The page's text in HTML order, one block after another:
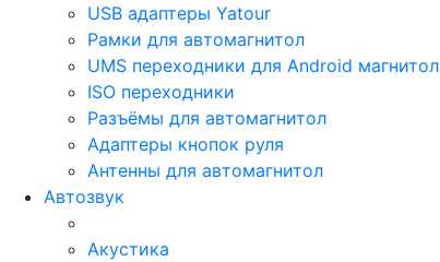
USB адаптеры Yatour
Рамки для автомагнитол
UMS переходники для Android магнитол
ISO переходники
Разъёмы для автомагнитол
Адаптеры кнопок руля
Антенны для автомагнитол
Автозвук
Акустика